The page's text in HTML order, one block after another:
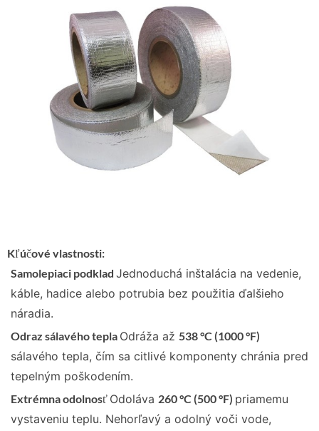
Kľúčové vlastnosti:
Samolepiaci podklad Jednoduchá inštalácia na vedenie,
káble, hadice alebo potrubia bez použitia ďalšieho
náradia.
Odraz sálavého tepla Odráža až 538 °C (1000 °F)
sálavého tepla, čím sa citlivé komponenty chránia pred
tepelným poškodením.
Extrémna odolnosť Odoláva 260 °C (500 °F) priamemu
vystaveniu teplu. Nehorľavý a odolný voči vode,